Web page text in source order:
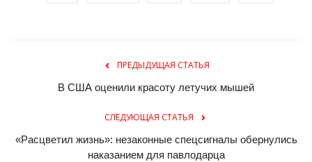
ПРЕДЫДУЩАЯ СТАТЬЯ
В США оценили красоту летучих мышей
СЛЕДУЮЩАЯ СТАТЬЯ
«Расцветил жизнь»: незаконные спецсигналы обернулись
наказанием для павлодарца